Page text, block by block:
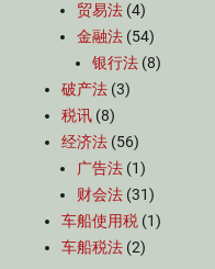
贸易法 (4)
金融法 (54)
银行法 (8)
破产法 (3)
税讯 (8)
经济法 (56)
广告法 (1)
财会法 (31)
车船使用税 (1)
车船税法 (2)